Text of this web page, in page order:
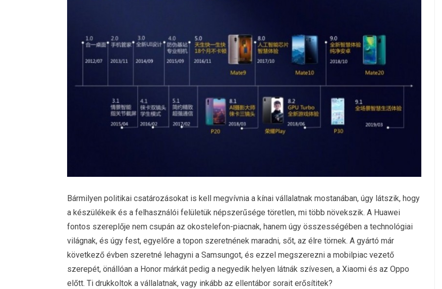
Bármilyen politikai csatározásokat is kell megvívnia a kínai vállalatnak mostanában, úgy látszik, hogy
a készülékeik és a felhasználói felületük népszerűsége töretlen, mi több növekszik. A Huawei
fontos szereplője nem csupán az okostelefon-piacnak, hanem úgy összességében a technológiai
világnak, és úgy fest, egyelőre a topon szeretnének maradni, sőt, az élre törnek. A gyártó már
következő évben szeretné lehagyni a Samsungot, és ezzel megszerezni a mobilpiac vezető
szerepét, önállóan a Honor márkát pedig a negyedik helyen látnák szívesen, a Xiaomi és az Oppo
előtt. Ti drukkoltok a vállalatnak, vagy inkább az ellentábor sorait erősítitek?